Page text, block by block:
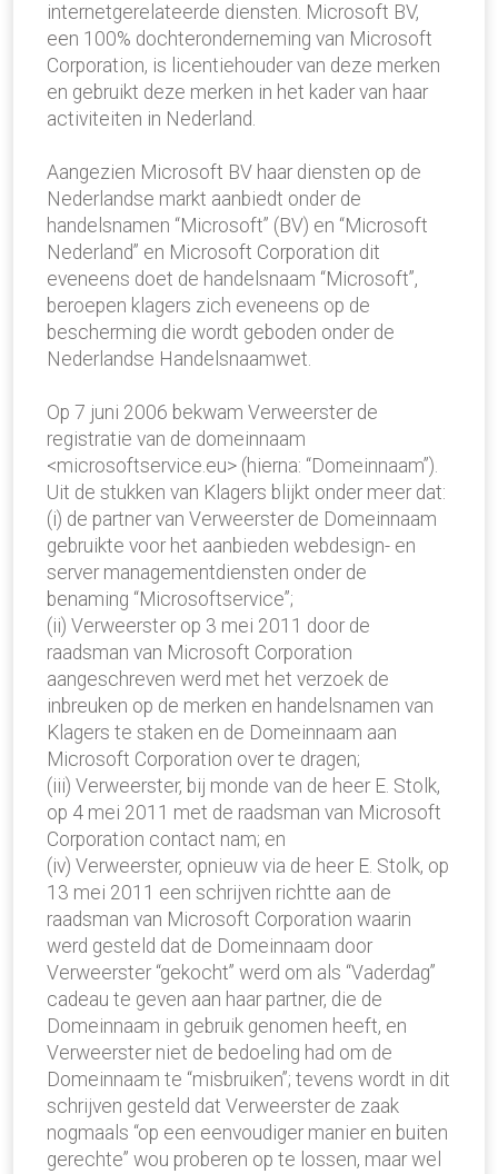
internetgerelateerde diensten. Microsoft BV,
een 100% dochteronderneming van Microsoft
Corporation, is licentiehouder van deze merken
en gebruikt deze merken in het kader van haar
activiteiten in Nederland.
Aangezien Microsoft BV haar diensten op de
Nederlandse markt aanbiedt onder de
handelsnamen “Microsoft” (BV) en “Microsoft
Nederland” en Microsoft Corporation dit
eveneens doet de handelsnaam “Microsoft”,
beroepen klagers zich eveneens op de
bescherming die wordt geboden onder de
Nederlandse Handelsnaamwet.
Op 7 juni 2006 bekwam Verweerster de
registratie van de domeinnaam
<microsoftservice.eu> (hierna: “Domeinnaam”).
Uit de stukken van Klagers blijkt onder meer dat:
(i) de partner van Verweerster de Domeinnaam
gebruikte voor het aanbieden webdesign- en
server managementdiensten onder de
benaming “Microsoftservice”;
(ii) Verweerster op 3 mei 2011 door de
raadsman van Microsoft Corporation
aangeschreven werd met het verzoek de
inbreuken op de merken en handelsnamen van
Klagers te staken en de Domeinnaam aan
Microsoft Corporation over te dragen;
(iii) Verweerster, bij monde van de heer E. Stolk,
op 4 mei 2011 met de raadsman van Microsoft
Corporation contact nam; en
(iv) Verweerster, opnieuw via de heer E. Stolk, op
13 mei 2011 een schrijven richtte aan de
raadsman van Microsoft Corporation waarin
werd gesteld dat de Domeinnaam door
Verweerster “gekocht” werd om als “Vaderdag”
cadeau te geven aan haar partner, die de
Domeinnaam in gebruik genomen heeft, en
Verweerster niet de bedoeling had om de
Domeinnaam te “misbruiken”; tevens wordt in dit
schrijven gesteld dat Verweerster de zaak
nogmaals “op een eenvoudiger manier en buiten
gerechte” wou proberen op te lossen, maar wel